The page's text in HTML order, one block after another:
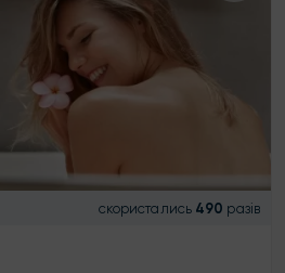
скористались 490 разів